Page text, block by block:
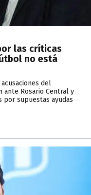
las críticas
no está
del
ante Rosario Central y
supuestas ayudas